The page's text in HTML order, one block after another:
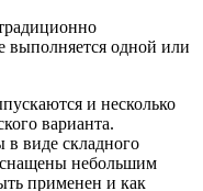
выполняется одной или
и несколько
варианта.
виде складного
небольшим
применен и как